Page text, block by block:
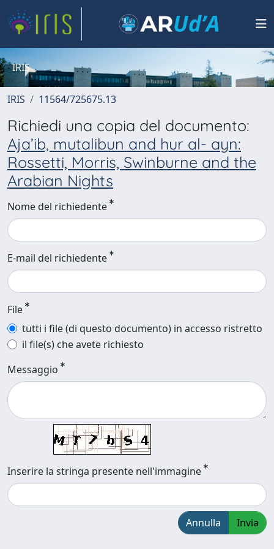
IRIS
IRIS 11564/725675.13
Richiedi una copia del documento:
Aja’ib, mutalibun and hur al- ayn:
Rossetti, Morris, Swinburne and the
Arabian Nights
Nome del richiedente
E-mail del richiedente
File
tutti i file (di questo documento) in accesso ristretto
il file(s) che avete richiesto
Messaggio
Inserire la stringa presente nell'immagine
Annulla Invia